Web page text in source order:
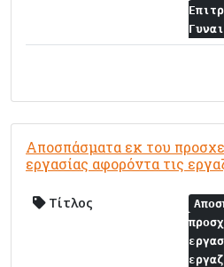
Αποσπάσματα εκ του
εργασίας αφορόντα τις
Τίτλος